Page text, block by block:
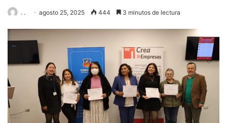
. . agosto 25, 2025 444 3 minutos de lectura